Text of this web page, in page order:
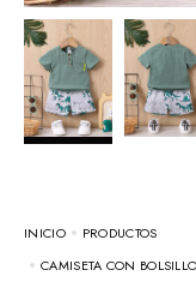
INICIO
PRODUCTOS
CAMISETA CON